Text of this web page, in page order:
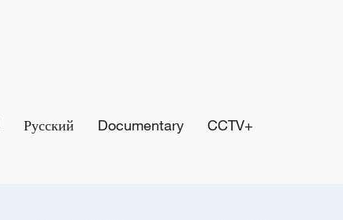
Русский Documentary CCTV+